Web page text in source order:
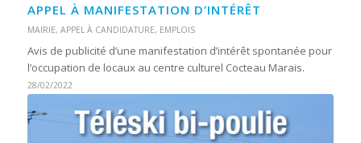
APPEL À MANIFESTATION D’INTÉRÊT
MAIRIE, APPEL À CANDIDATURE, EMPLOIS
Avis de publicité d’une manifestation d’intérêt spontanée pour
l’occupation de locaux au centre culturel Cocteau Marais.
28/02/2022